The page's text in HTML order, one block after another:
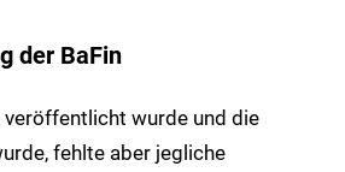
der BaFin
wurde und die
fehlte aber jegliche